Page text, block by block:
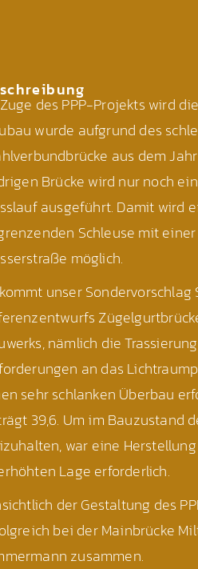
des PPP-Projekts wird
wurde aufgrund des
aus dem
Brücke wird nur noch
ausgeführt. Damit wird
Schleuse mit
möglich.
unser
nämlich die
an das
sehr schlanken Überbau
39,6. Um im Bauzustand
war eine
Lage erforderlich.
der Gestaltung des
bei der Mainbrücke
zusammen.